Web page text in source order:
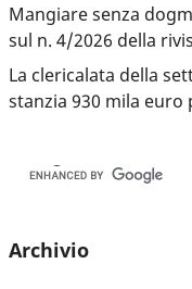
Mangiare senza
sul n. 4/2026 della
La clericalata della
stanzia 930 mila
Archivio